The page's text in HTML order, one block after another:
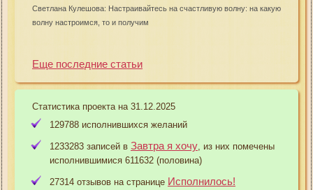
Светлана Кулешова: Настраивайтесь на счастливую волну: на какую
волну настроимся, то и получим
Еще последние статьи
Статистика проекта на 31.12.2025
129788 исполнившихся желаний
1233283 записей в Завтра я хочу , из них помечены
исполнившимися 611632 (половина)
27314 отзывов на странице Исполнилось!